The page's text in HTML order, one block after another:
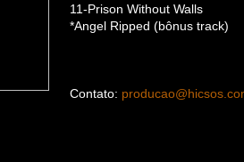
11-Prison Without Walls
*Angel Ripped (bônus track)
Contato: